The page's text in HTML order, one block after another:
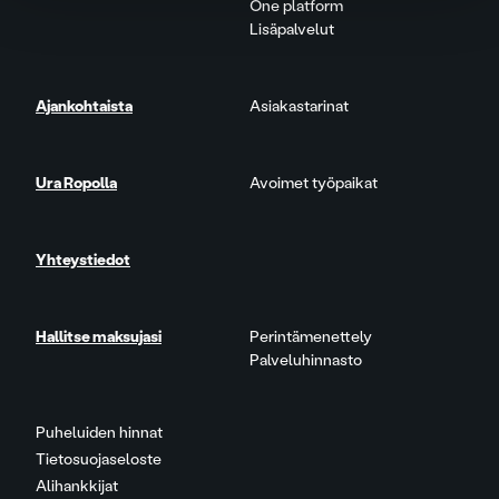
Puheluiden hinnat
Tietosuojaseloste
Alihankkijat
One platform
Lisäpalvelut
Ajankohtaista Asiakastarinat
Ura Ropolla Avoimet työpaikat
Yhteystiedot
Hallitse maksujasi
Perintämenettely
Palveluhinnasto